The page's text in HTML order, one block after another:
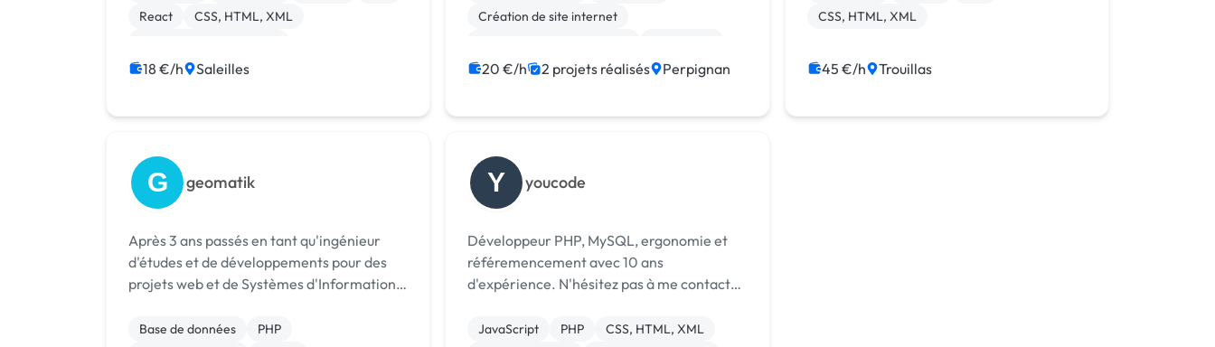
web. J'ai développé de nombreux sites web
React
CSS, HTML, XML
Integration HTML
18 €/h Saleilles
utilisation de jQuery fréquente...
Création de site internet
Back-end
Front-end Node.js
PHP
20 €/h 2 projets réalisés Perpignan
CSS, HTML, XML
45 €/h Trouillas
G geomatik
Après 3 ans passés en tant qu'ingénieur
d'études et de développements pour des
projets web et de Systèmes d'Information
tant que développeur web freelance grâce
Base de données
PHP
Y youcode
Développeur PHP, MySQL, ergonomie et
référemencement avec 10 ans
d'expérience. N'hésitez pas à me contacter
JavaScript PHP
CSS, HTML, XML